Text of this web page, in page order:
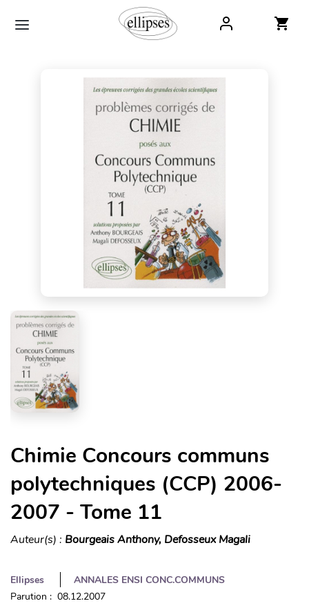
Chimie Concours communs
polytechniques (CCP) 2006-
2007 - Tome 11
Auteur(s) : Bourgeais Anthony, Defosseux Magali
Ellipses
ANNALES ENSI CONC.COMMUNS
Parution : 08.12.2007